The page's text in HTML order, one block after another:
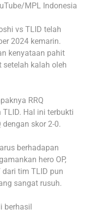
MPL Indonesia
vs TLID telah
2024 kemarin.
kenyataan pahit
setelah kalah oleh
RRQ
Hal ini terbukti
skor 2-0.
berhadapan
hero OP,
tim TLID pun
sangat rusuh.
berhasil